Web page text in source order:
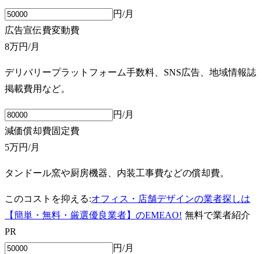
円/月
広告宣伝費変動費
8万円/月
デリバリープラットフォーム手数料、SNS広告、地域情報誌
掲載費用など。
円/月
減価償却費固定費
5万円/月
タンドール窯や厨房機器、内装工事費などの償却費。
このコストを抑える:オフィス・店舗デザインの業者探しは
【簡単・無料・厳選優良業者】のEMEAO! 無料で業者紹介
PR
円/月